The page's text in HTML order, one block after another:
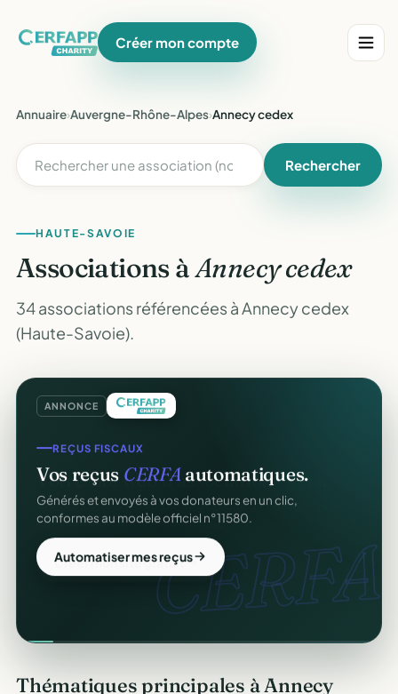
Créer mon compte
Annuaire›Auvergne-Rhône-Alpes›Annecy cedex
Rechercher
HAUTE-SAVOIE
Associations àAnnecy cedex
34 associations référencées à Annecy cedex
(Haute-Savoie).
ANNONCE
CERFA.
REÇUS FISCAUX
Vos reçus CERFAautomatiques.
Générés et envoyés à vos donateurs en un clic,
conformes au modèle officiel n°11580.
Automatiser mes reçus
Thématiques principales à Annecy